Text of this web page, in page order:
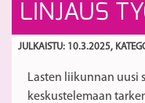
LINJAUS
JULKAISTU: 10.3.2025,
Lasten liikunnan uusi
keskustelemaan